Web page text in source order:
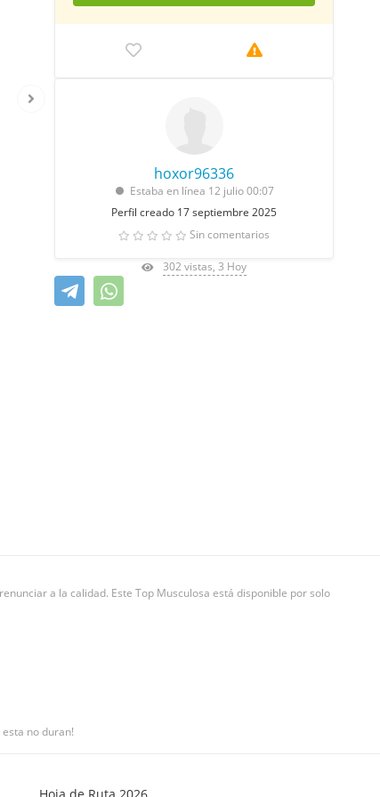
hoxor96336
Estaba en línea 12 julio 00:07
Perfil creado 17 septiembre 2025
Sin comentarios
302 vistas, 3 Hoy
a la calidad. Este Top Musculosa está disponible por solo
no duran!